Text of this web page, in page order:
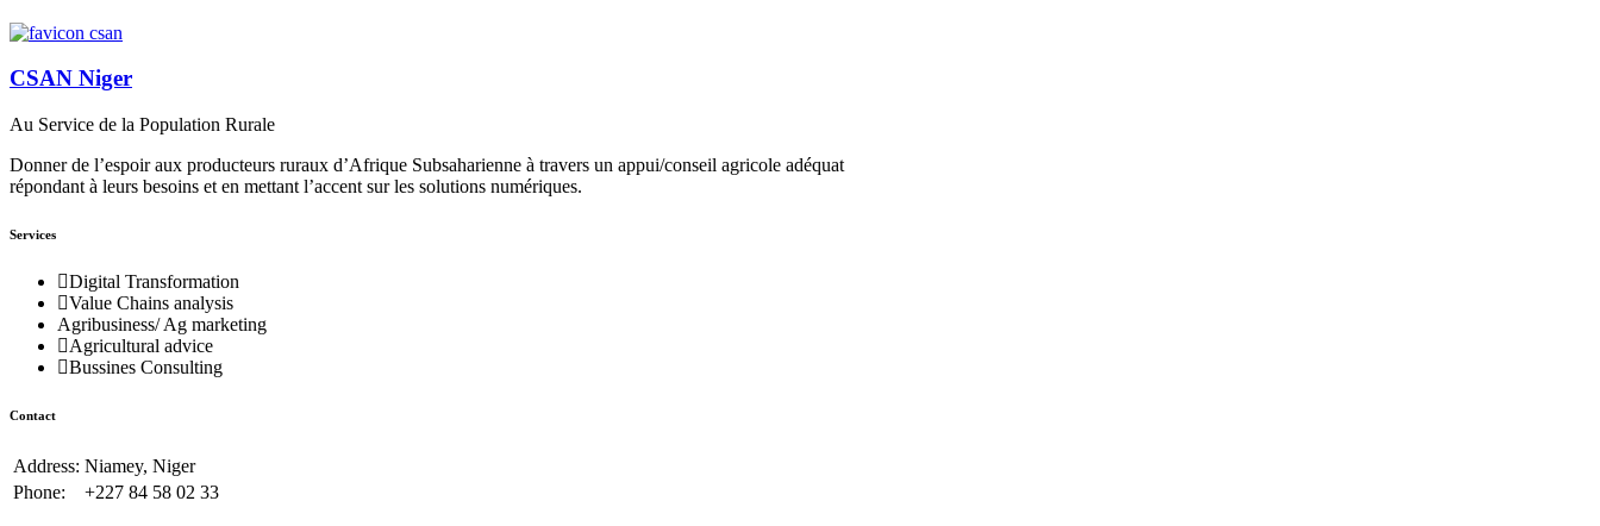
0
0
0
2
.
CSAN Niger
Au Service de la Population Rurale
Donner de l’espoir aux producteurs ruraux d’Afrique Subsaharienne à travers un appui/conseil agricole adéquat
répondant à leurs besoins et en mettant l’accent sur les solutions numériques.
Services
Digital Transformation
Value Chains analysis
Agribusiness/ Ag marketing
Agricultural advice
Bussines Consulting
Contact
Address: Niamey, Niger
Phone:
+227 84 58 02 33